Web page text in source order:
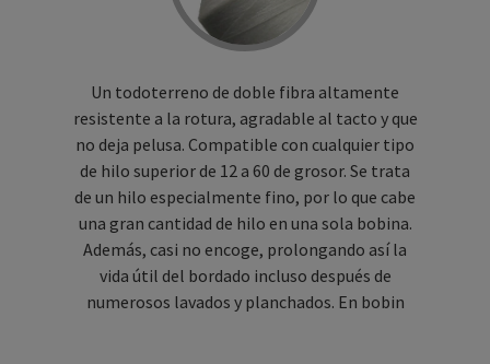
Un todoterreno de doble fibra altamente
resistente a la rotura, agradable al tacto y que
no deja pelusa. Compatible con cualquier tipo
de hilo superior de 12 a 60 de grosor. Se trata
de un hilo especialmente fino, por lo que cabe
una gran cantidad de hilo en una sola bobina.
Además, casi no encoge, prolongando así la
vida útil del bordado incluso después de
numerosos lavados y planchados. En bobin